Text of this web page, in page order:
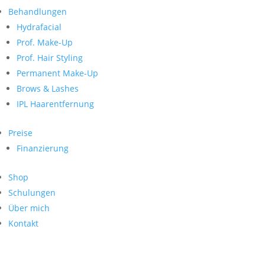
Behandlungen
Hydrafacial
Prof. Make-Up
Prof. Hair Styling
Permanent Make-Up
Brows & Lashes
IPL Haarentfernung
Preise
Finanzierung
Shop
Schulungen
Über mich
Kontakt
nach:
Neueste Kommentare
Archiv
Kategorien
Keine Kategorien
Meta
Anmelden
Feed der Einträge
WordPress.org
Search
nach:
Archive
Kontakt
Impressum
Datenschutz